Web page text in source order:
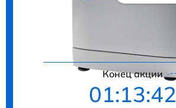
Конец акции
01:13:40